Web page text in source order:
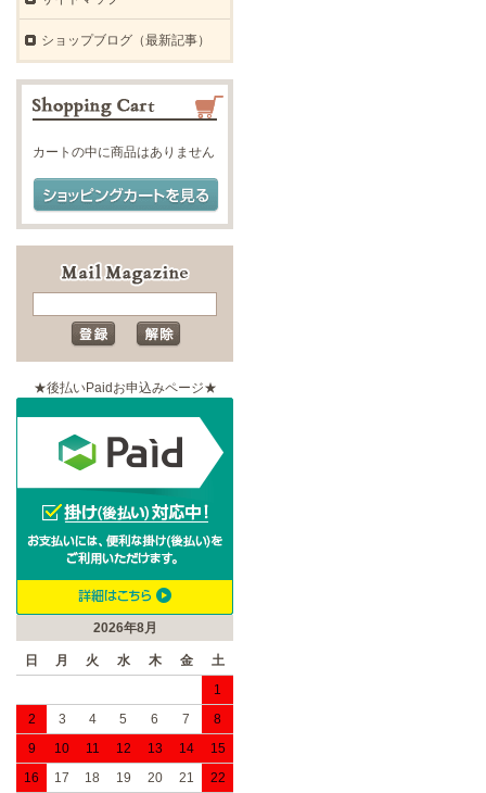
ショップブログ（最新記事）
カートの中に商品はありません
★後払いPaidお申込みページ★
2026年8月
日 月 火 水 木 金
土
1
2
3 4 5 6 7
8
9
10 11 12 13 14
15
16
17 18 19 20 21
22